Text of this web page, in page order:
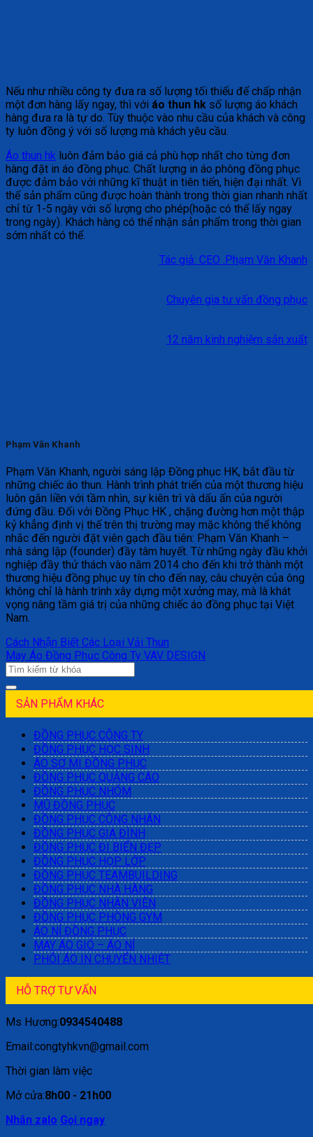
Nếu như nhiều công ty đưa ra số lượng tối thiểu để chấp nhận
một đơn hàng lấy ngay, thì với áo thun hk số lượng áo khách
hàng đưa ra là tự do. Tùy thuộc vào nhu cầu của khách và công
ty luôn đồng ý với số lượng mà khách yêu cầu.
Áo thun hk luôn đảm bảo giá cả phù hợp nhất cho từng đơn
hàng đặt in áo đồng phục. Chất lượng in áo phông đồng phục
được đảm bảo với những kĩ thuật in tiên tiến, hiện đại nhất. Vì
thế sản phẩm cũng được hoàn thành trong thời gian nhanh nhất
chỉ từ 1-5 ngày với số lượng cho phép(hoặc có thể lấy ngay
trong ngày). Khách hàng có thể nhận sản phẩm trong thời gian
sớm nhất có thể.
Tác giả: CEO .Phạm Văn Khanh
Chuyên gia tư vấn đồng phục
12 năm kinh nghiệm sản xuất
Phạm Văn Khanh
Phạm Văn Khanh, người sáng lập Đồng phục HK, bắt đầu từ
những chiếc áo thun. Hành trình phát triển của một thương hiệu
luôn gắn liền với tầm nhìn, sự kiên trì và dấu ấn của người
đứng đầu. Đối với Đồng Phục HK , chặng đường hơn một thập
kỷ khẳng định vị thế trên thị trường may mặc không thể không
nhắc đến người đặt viên gạch đầu tiên: Phạm Văn Khanh –
nhà sáng lập (founder) đầy tâm huyết. Từ những ngày đầu khởi
nghiệp đầy thử thách vào năm 2014 cho đến khi trở thành một
thương hiệu đồng phục uy tín cho đến nay, câu chuyện của ông
không chỉ là hành trình xây dựng một xưởng may, mà là khát
vọng nâng tầm giá trị của những chiếc áo đồng phục tại Việt
Nam.
Cách Nhận Biết Các Loại Vải Thun
May Áo Đồng Phục Công Ty VAV DESIGN
SẢN PHẨM KHÁC
ĐỒNG PHỤC CÔNG TY
ĐỒNG PHỤC HỌC SINH
ÁO SƠ MI ĐỒNG PHỤC
ĐỒNG PHỤC QUẢNG CÁO
ĐỒNG PHỤC NHÓM
MŨ ĐỒNG PHỤC
ĐỒNG PHỤC CÔNG NHÂN
ĐỒNG PHỤC GIA ĐÌNH
ĐỒNG PHỤC ĐI BIỂN ĐẸP
ĐỒNG PHỤC HỌP LỚP
ĐỒNG PHỤC TEAMBUILDING
ĐỒNG PHỤC NHÀ HÀNG
ĐỒNG PHỤC NHÂN VIÊN
ĐỒNG PHỤC PHÒNG GYM
ÁO NỈ ĐỒNG PHỤC
MAY ÁO GIÓ – ÁO NỈ
PHÔI ÁO IN CHUYỂN NHIỆT
HỖ TRỢ TƯ VẤN
Ms Hương:0934540488
Email:congtyhkvn@gmail.com
Thời gian làm việc
Mở cửa:8h00 - 21h00
Nhắn zalo Gọi ngay